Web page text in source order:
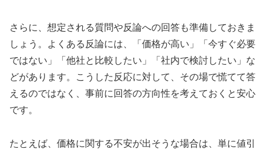
さらに、想定される質問や反論への回答も準備しておきま
しょう。よくある反論には、「価格が高い」「今すぐ必要
ではない」「他社と比較したい」「社内で検討したい」な
どがあります。こうした反応に対して、その場で慌てて答
えるのではなく、事前に回答の方向性を考えておくと安心
です。
たとえば、価格に関する不安が出そうな場合は、単に値引